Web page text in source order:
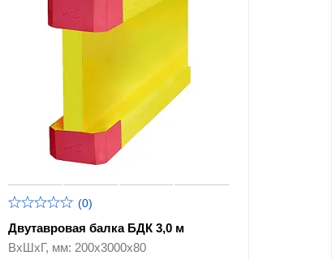
(0)
Двутавровая балка БДК 3,0 м
ВхШхГ, мм: 200х3000х80